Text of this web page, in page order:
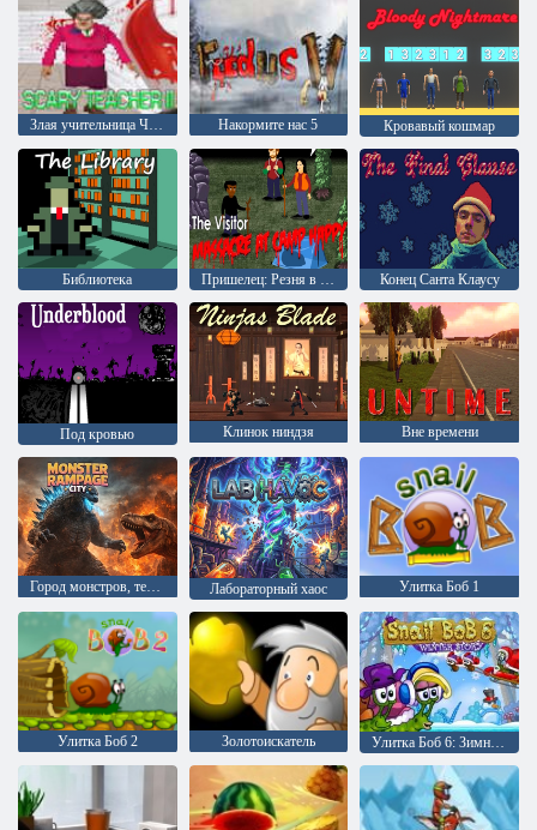
Злая учительница Часть 2 Накормите нас 5 Кровавый кошмар
Библиотека Пришелец: Резня в счастливом лагере Конец Санта Клаусу
Под кровью Клинок ниндзя Вне времени
Город монстров, террора Лабораторный хаос Улитка Боб 1
Улитка Боб 2 Золотоискатель Улитка Боб 6: Зимняя сказка